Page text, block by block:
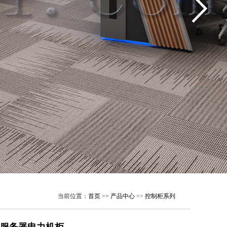
当前位置： 首页 >> 产品中心 >> 控制柜系列